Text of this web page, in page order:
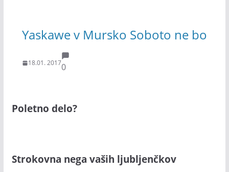
Yaskawe v Mursko Soboto ne bo
18.01. 20170
Poletno delo?
Strokovna nega vaših ljubljenčkov